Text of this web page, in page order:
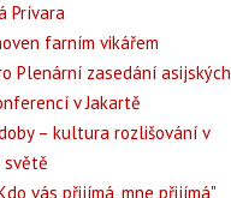
Prívara
farním vikářem
Plenární zasedání asijských
v Jakartě
– kultura rozlišování v
světě
vás přijímá, mne přijímá"